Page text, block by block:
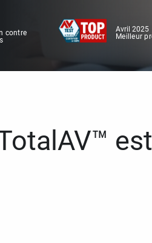
contre
Avril 2025
Meilleur